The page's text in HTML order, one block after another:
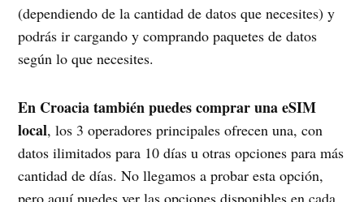
(dependiendo de la cantidad de datos que necesites) y
podrás ir cargando y comprando paquetes de datos
según lo que necesites.
En Croacia también puedes comprar una eSIM
local, los 3 operadores principales ofrecen una, con
datos ilimitados para 10 días u otras opciones para más
cantidad de días. No llegamos a probar esta opción,